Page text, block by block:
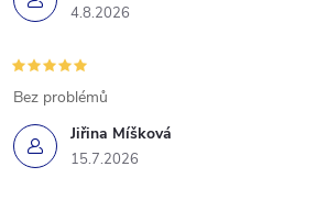
4.8.2026
Jiřina Míšková
15.7.2026
Bez problémů